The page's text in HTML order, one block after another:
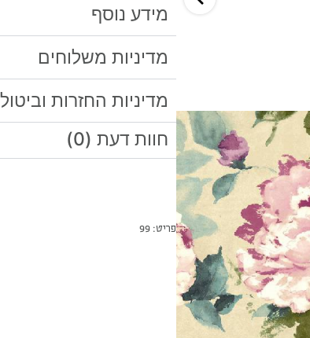
מידע נוסף
מדיניות משלוחים
מדיניות החזרות
חוות דעת (0)
פריט: 99